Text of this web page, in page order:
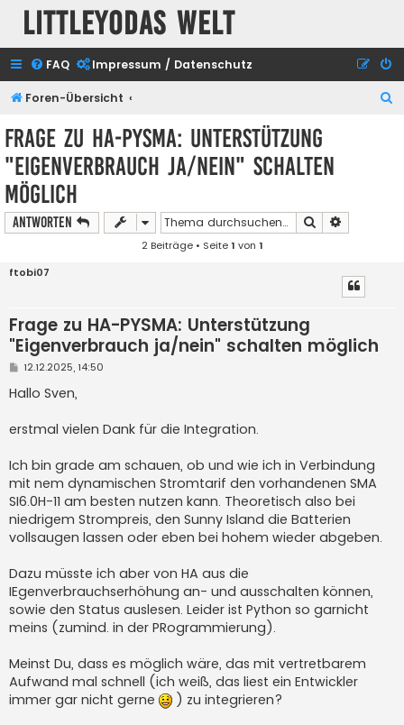
Littleyodas Welt
FAQ Impressum / Datenschutz
Foren-Übersicht
Frage zu HA-PYSMA: Unterstützung
"Eigenverbrauch ja/nein" schalten
möglich
Antworten Suche
2 Beiträge • Seite1 von 1
ftobi07
Frage zu HA-PYSMA: Unterstützung
"Eigenverbrauch ja/nein" schalten möglich
B
i
t
a
g
12.12.2025, 14:50
Hallo Sven,
erstmal vielen Dank für die Integration.
Ich bin grade am schauen, ob und wie ich in Verbindung
mit nem dynamischen Stromtarif den vorhandenen SMA
SI6.0H-11 am besten nutzen kann. Theoretisch also bei
niedrigem Strompreis, den Sunny Island die Batterien
vollsaugen lassen oder eben bei hohem wieder abgeben.
Dazu müsste ich aber von HA aus die
IEgenverbrauchserhöhung an- und ausschalten können,
sowie den Status auslesen. Leider ist Python so garnicht
meins (zumind. in der PRogrammierung).
Meinst Du, dass es möglich wäre, das mit vertretbarem
Aufwand mal schnell (ich weiß, das liest ein Entwickler
immer gar nicht gerne
) zu integrieren?